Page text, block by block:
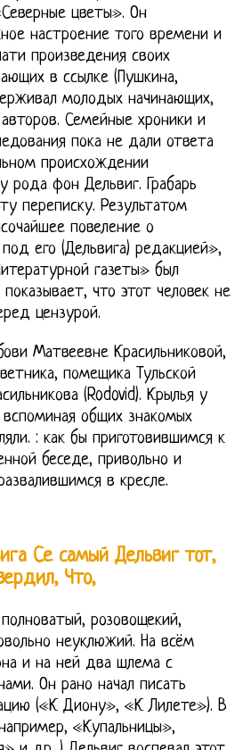
цветы». Он
настроение того времени и
произведения своих
в ссылке (Пушкина,
молодых начинающих,
Семейные хроники и
пока не дали ответа
происхождении
рода фон Дельвиг. Грабарь
переписку. Результатом
повеление о
его (Дельвига) редакцией»,
газеты» был
что этот человек не
цензурой.
Матвеевне Красильниковой,
помещика Тульской
(Rodovid). Крылья у
общих знакомых
: как бы приготовившимся к
беседе, привольно и
в кресле.
Се самый Дельвиг тот,
Что,
розовощекий,
неуклюжий. На всём
и на ней два шлема с
Он рано начал писать
(«К Диону», «К Лилете»). В
«Купальницы»,